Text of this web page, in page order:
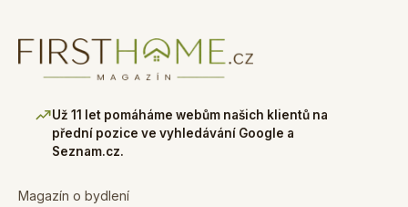
Už 11 let pomáháme webům našich klientů na
přední pozice ve vyhledávání Google a
Seznam.cz.
Magazín o bydlení